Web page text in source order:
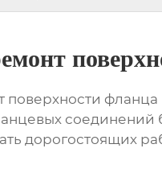
фланца
соединений
дорогостоящих